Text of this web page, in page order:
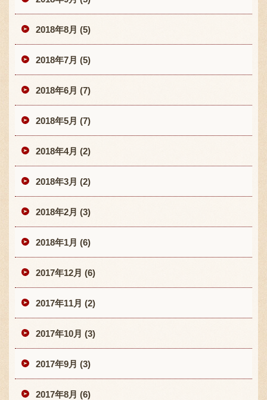
2018年8月 (5)
2018年7月 (5)
2018年6月 (7)
2018年5月 (7)
2018年4月 (2)
2018年3月 (2)
2018年2月 (3)
2018年1月 (6)
2017年12月 (6)
2017年11月 (2)
2017年10月 (3)
2017年9月 (3)
2017年8月 (6)